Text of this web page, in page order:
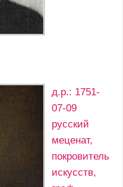
д.р.: 1751-
07-09
русский
меценат,
покровитель
искусств,